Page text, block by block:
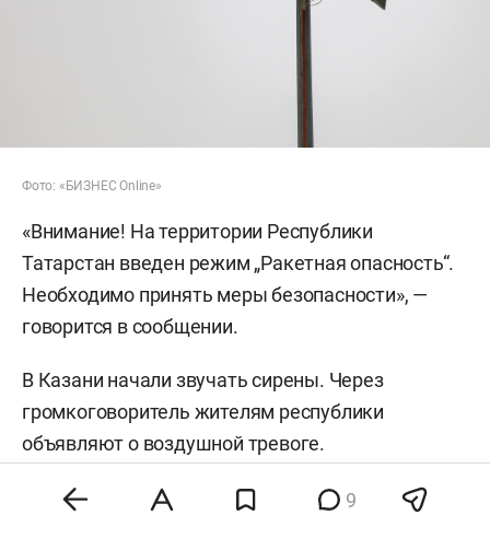
Фото: «БИЗНЕС Online»
«Внимание! На территории Республики
Татарстан введен режим „Ракетная опасность“.
Необходимо принять меры безопасности», —
говорится в сообщении.
В Казани начали звучать сирены. Через
громкоговоритель жителям республики
объявляют о воздушной тревоге.
Утром в республике объявили беспилотную
9